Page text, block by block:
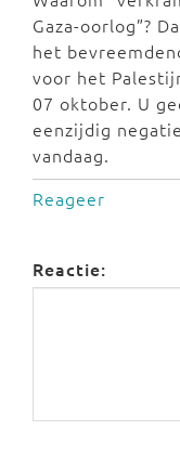
Gaza-oorlog”?
het
voor het
07 oktober. U
eenzijdig
vandaag.
Reageer
Reactie: